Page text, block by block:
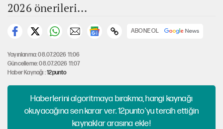
2026 önerileri...
ABONE OL
Yayınlanma: 08.07.2026 11:06
Güncelleme: 08.07.2026 11:07
Haber Kaynağı :12punto
Haberlerini algoritmaya bırakma, hangi kaynağı
okuyacağına sen karar ver. 12punto'yu tercih ettiğin
kaynaklar arasına ekle!